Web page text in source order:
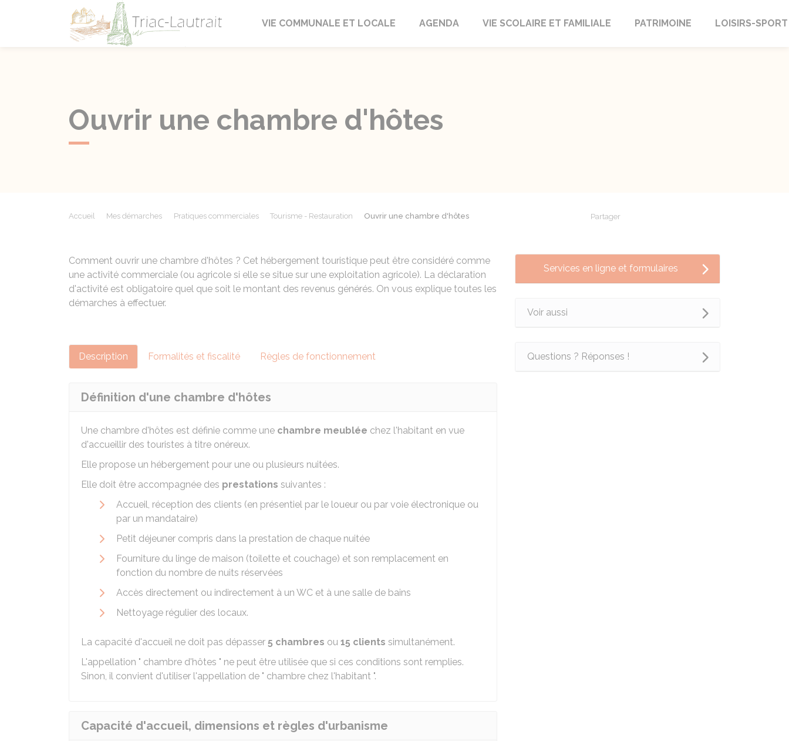
Triac-Lautrait
VIE COMMUNALE ET LOCALE AGENDA VIE SCOLAIRE ET FAMILIALE PATRIMOINE LOISIRS-SPORT
Ouvrir une chambre d'hôtes
Accueil Mes démarches Pratiques commerciales Tourisme - Restauration Ouvrir une chambre d'hôtes Partager
Comment ouvrir une chambre d'hôtes ? Cet hébergement touristique peut être considéré comme
une activité commerciale (ou agricole si elle se situe sur une exploitation agricole). La déclaration
d'activité est obligatoire quel que soit le montant des revenus générés. On vous explique toutes les
démarches à effectuer.
Description Formalités et fiscalité Règles de fonctionnement
Définition d'une chambre d'hôtes
Une chambre d'hôtes est définie comme une chambre meublée chez l'habitant en vue
d'accueillir des touristes à titre onéreux.
Elle propose un hébergement pour une ou plusieurs nuitées.
Elle doit être accompagnée des prestations suivantes :
Accueil, réception des clients (en présentiel par le loueur ou par voie électronique ou
par un mandataire)
Petit déjeuner compris dans la prestation de chaque nuitée
Fourniture du linge de maison (toilette et couchage) et son remplacement en
fonction du nombre de nuits réservées
Accès directement ou indirectement à un WC et à une salle de bains
Nettoyage régulier des locaux.
La capacité d'accueil ne doit pas dépasser 5 chambres ou 15 clients simultanément.
L'appellation " chambre d'hôtes " ne peut être utilisée que si ces conditions sont remplies.
Sinon, il convient d'utiliser l'appellation de " chambre chez l'habitant ".
Capacité d'accueil, dimensions et règles d'urbanisme
Services en ligne et formulaires
Voir aussi
Questions ? Réponses !